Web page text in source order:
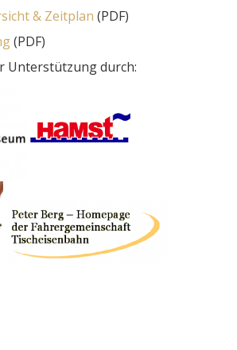
& Zeitplan (PDF)
(PDF)
Unterstützung durch: